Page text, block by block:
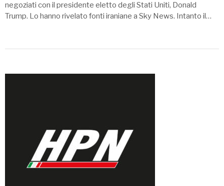
negoziati con il presidente eletto degli Stati Uniti, Donald
Trump. Lo hanno rivelato fonti iraniane a Sky News. Intanto il…